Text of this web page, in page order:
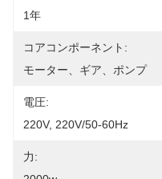
1年
コアコンポーネント:
モーター、ギア、ポンプ
電圧:
220V, 220V/50-60Hz
力: